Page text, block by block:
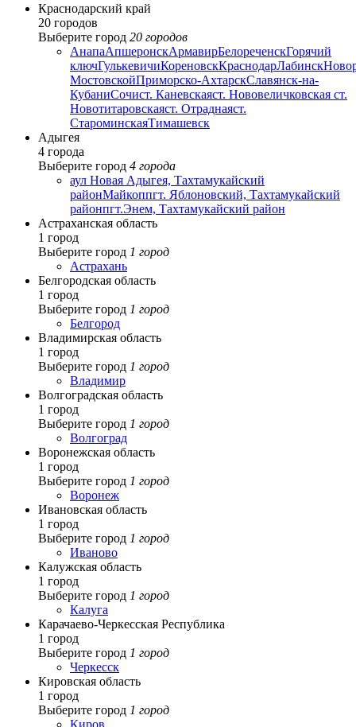
Краснодарский край
20 городов
Выберите город 20 городов
АнапаАпшеронскАрмавирБелореченскГорячий
ключГулькевичиКореновскКраснодарЛабинск
МостовскойПриморско-АхтарскСлавянск-на-
КубаниСочист. Каневскаяст. Нововеличковская ст.
Новотитаровскаяст. Отраднаяст.
СтароминскаяТимашевск
Адыгея
4 города
Выберите город 4 города
аул Новая Адыгея, Тахтамукайский
районМайкоппгт. Яблоновский, Тахтамукайский
районпгт.Энем, Тахтамукайский район
Астраханская область
1 город
Выберите город 1 город
Астрахань
Белгородская область
1 город
Выберите город 1 город
Белгород
Владимирская область
1 город
Выберите город 1 город
Владимир
Волгоградская область
1 город
Выберите город 1 город
Волгоград
Воронежская область
1 город
Выберите город 1 город
Воронеж
Ивановская область
1 город
Выберите город 1 город
Иваново
Калужская область
1 город
Выберите город 1 город
Калуга
Карачаево-Черкесская Республика
1 город
Выберите город 1 город
Черкесск
Кировская область
1 город
Выберите город 1 город
Киров